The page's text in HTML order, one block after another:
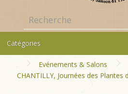
Catégories
Evénements & Salons
CHANTILLY, Journées des Plantes